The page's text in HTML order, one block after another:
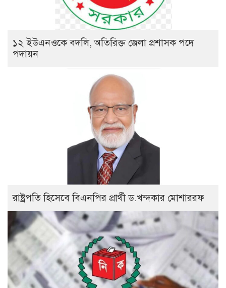
১২ ইউএনওকে বদলি, অতিরিক্ত জেলা প্রশাসক পদে
পদায়ন
রাষ্ট্রপতি হিসেবে বিএনপির প্রার্থী ড.খন্দকার মোশাররফ